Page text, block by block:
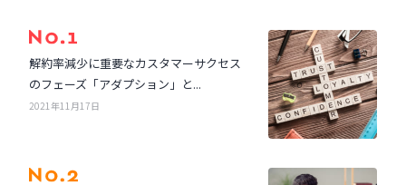
解約率減少に重要なカスタマーサクセス
のフェーズ「アダプション」と...
2021年11月17日